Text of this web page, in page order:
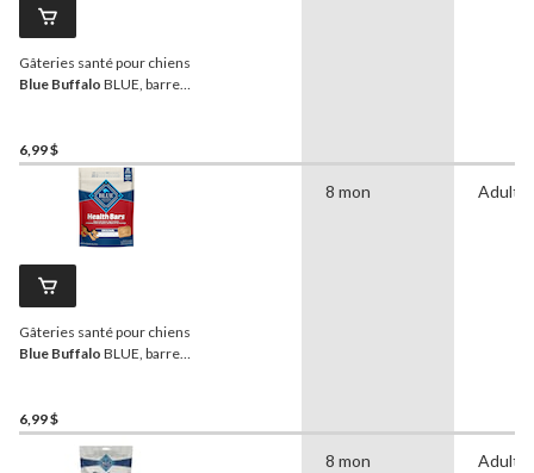
Gâteries santé pour chiens
Blue Buffalo BLUE, barres
6,99 $
Gâteries santé pour chiens
Blue Buffalo BLUE, barres
6,99 $
8 mon Adulte
8 mon Adulte